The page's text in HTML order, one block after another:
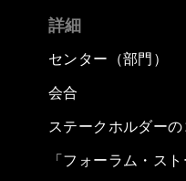
詳細
センター（部門）
会合
ステークホルダー
「フォーラム・スト